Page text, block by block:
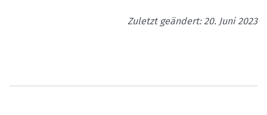
Zuletzt geändert: 20. Juni 2023